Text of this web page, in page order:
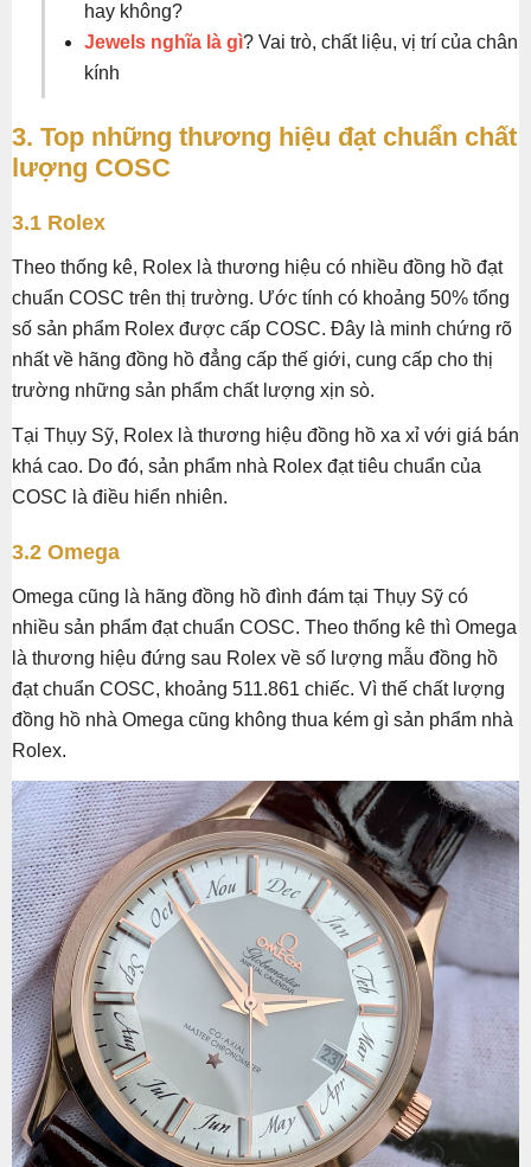
hay không?
Jewels nghĩa là gì? Vai trò, chất liệu, vị trí của chân
kính
3. Top những thương hiệu đạt chuẩn chất
lượng COSC
3.1 Rolex
Theo thống kê, Rolex là thương hiệu có nhiều đồng hồ đạt
chuẩn COSC trên thị trường. Ước tính có khoảng 50% tổng
số sản phẩm Rolex được cấp COSC. Đây là minh chứng rõ
nhất về hãng đồng hồ đẳng cấp thế giới, cung cấp cho thị
trường những sản phẩm chất lượng xịn sò.
Tại Thụy Sỹ, Rolex là thương hiệu đồng hồ xa xỉ với giá bán
khá cao. Do đó, sản phẩm nhà Rolex đạt tiêu chuẩn của
COSC là điều hiển nhiên.
3.2 Omega
Omega cũng là hãng đồng hồ đình đám tại Thụy Sỹ có
nhiều sản phẩm đạt chuẩn COSC. Theo thống kê thì Omega
là thương hiệu đứng sau Rolex về số lượng mẫu đồng hồ
đạt chuẩn COSC, khoảng 511.861 chiếc. Vì thế chất lượng
đồng hồ nhà Omega cũng không thua kém gì sản phẩm nhà
Rolex.